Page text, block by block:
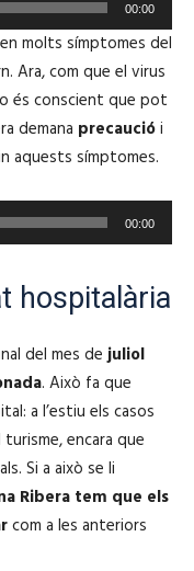
00:00
molts símptomes del
Ara, com que el virus
és conscient que pot
demana precauciói
aquests símptomes.
00:00
hospitalària
del mes dejuliol
. Això fa que
a l’estiu els casos
encara que
Si a això se li
Ribera tem que els
com a les anteriors